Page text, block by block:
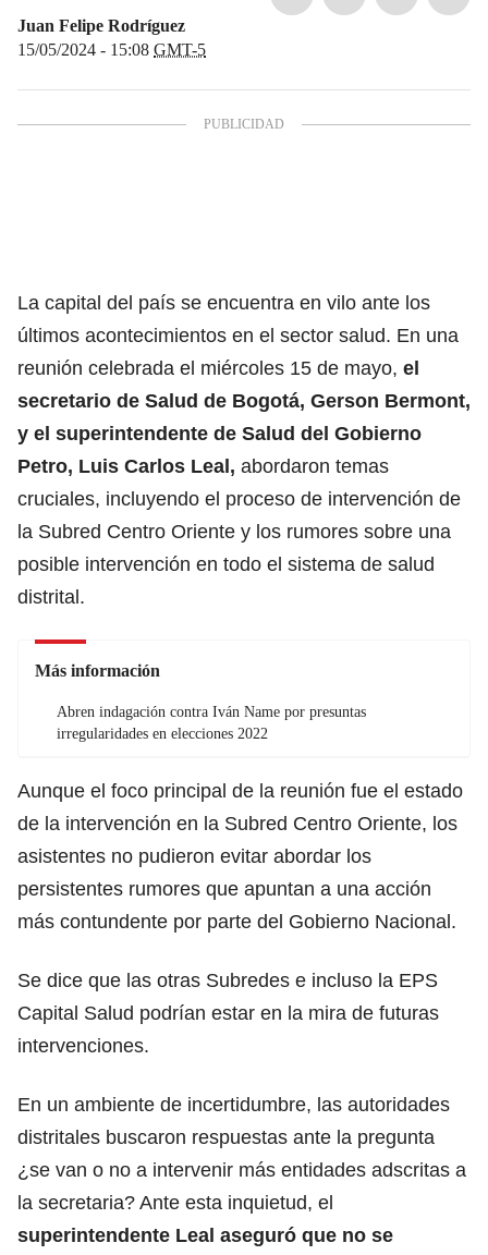
Juan Felipe Rodríguez
15/05/2024 - 15:08 GMT-5
La capital del país se encuentra en vilo ante los
últimos acontecimientos en el sector salud. En una
reunión celebrada el miércoles 15 de mayo, el
secretario de Salud de Bogotá, Gerson Bermont,
y el superintendente de Salud del Gobierno
Petro, Luis Carlos Leal, abordaron temas
cruciales, incluyendo el proceso de intervención de
la Subred Centro Oriente y los rumores sobre una
posible intervención en todo el sistema de salud
distrital.
Más información
Abren indagación contra Iván Name por presuntas
irregularidades en elecciones 2022
Aunque el foco principal de la reunión fue el estado
de la intervención en la Subred Centro Oriente, los
asistentes no pudieron evitar abordar los
persistentes rumores que apuntan a una acción
más contundente por parte del Gobierno Nacional.
Se dice que las otras Subredes e incluso la EPS
Capital Salud podrían estar en la mira de futuras
intervenciones.
En un ambiente de incertidumbre, las autoridades
distritales buscaron respuestas ante la pregunta
¿se van o no a intervenir más entidades adscritas a
la secretaria? Ante esta inquietud, el
superintendente Leal aseguró que no se